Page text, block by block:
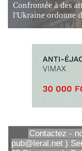
Confrontée à des
l'Ukraine ordonne
Contactez -
pub@leral.net )